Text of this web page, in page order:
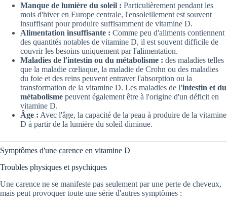
Manque de lumière du soleil : Particulièrement pendant les
mois d'hiver en Europe centrale, l'ensoleillement est souvent
insuffisant pour produire suffisamment de vitamine D.
Alimentation insuffisante : Comme peu d'aliments contiennent
des quantités notables de vitamine D, il est souvent difficile de
couvrir les besoins uniquement par l'alimentation.
Maladies de l'intestin ou du métabolisme : des maladies telles
que la maladie cœliaque, la maladie de Crohn ou des maladies
du foie et des reins peuvent entraver l'absorption ou la
transformation de la vitamine D. Les maladies de l'intestin et du
métabolisme peuvent également être à l'origine d'un déficit en
vitamine D.
Âge : Avec l'âge, la capacité de la peau à produire de la vitamine
D à partir de la lumière du soleil diminue.
Symptômes d'une carence en vitamine D
Troubles physiques et psychiques
Une carence ne se manifeste pas seulement par une perte de cheveux,
mais peut provoquer toute une série d'autres symptômes :